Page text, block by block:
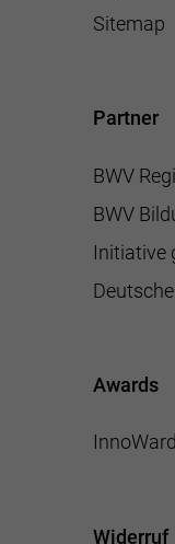
Sitemap
Partner
BWV
BWV
Initiative
Awards
InnoWard
Widerruf